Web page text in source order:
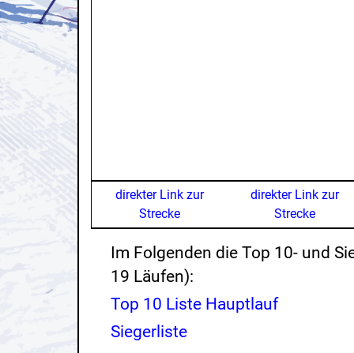
direkter Link zur
Strecke
direkter Link zur
Strecke
Im Folgenden die Top 10- und
19 Läufen):
Top 10 Liste Hauptlauf
Siegerliste